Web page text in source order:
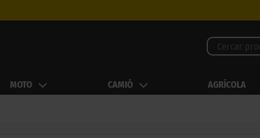
MOTO CAMIÓ AGRÍCOLA